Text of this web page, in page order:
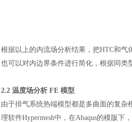
根据以上的内流场分析结果，把HTC和气
也可以对内边界条件进行简化，根据同类
2.2 温度场分析 FE 模型
由于排气系统热端模型都是多曲面的复杂
理软件Hypermesh中，在Abaqus的模版